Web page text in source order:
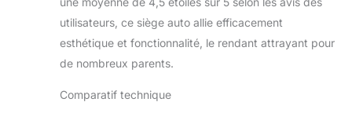
utilisateurs, ce siège auto allie efficacement
esthétique et fonctionnalité, le rendant attrayant pour
de nombreux parents.
Comparatif technique